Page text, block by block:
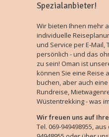
Spezialanbieter!
Wir bieten Ihnen mehr
individuelle
und Service per E-Mail,
persönlich - und das
zu sein! Oman ist
können Sie eine Reise
buchen, aber auch
Rundreise,
Wüstentrekking - was
Wir freuen uns auf
Tel. 069-949498955,